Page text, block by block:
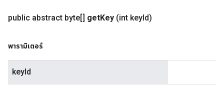
public abstract byte[] getKey (int keyId)
พารามิเตอร์
keyId